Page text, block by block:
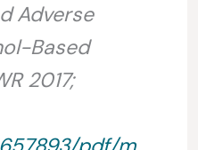
Adverse
Based
2017;